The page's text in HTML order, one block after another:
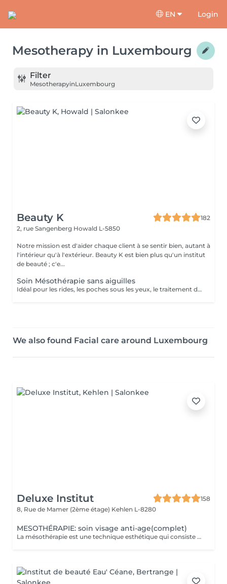
EN Login
Mesotherapy in Luxembourg
Filter
MesotherapyinLuxembourg
Beauty K
182
2, rue Sangenberg Howald L-5850
Notre mission est d'aider chaque client à se sentir bien, autant à
l'intérieur qu'à l'extérieur. Beauty K est bien plus qu'un institut
de beauté ; c'e...
Soin Mésothérapie sans aiguilles
Idéal pour les rides, les poches sous les yeux, le traitement de l'acné, le relâchement cutané et la cellulite. La mésothérapie permet de faire pénétrer les principes actifs dans la peau par système intercellulaire.
We also found Facial care around Luxembourg
Deluxe Institut
158
8, Rue de Mamer (2ème étage) Kehlen L-8280
MESOTHÉRAPIE: soin visage anti-age(complet)
La mésothérapie est une technique esthétique qui consiste à injecter de petites quantités de substances actives (vitamines, minéraux, acide hyaluronique, etc.) directement dans les couches superficielles de la peau. Elle est utilisée pour améliorer l'aspect de la peau et stimuler la régénération cellulaire. Les Bienfaits de la Mésothérapie Hydratation intense et rajeunissement cutané Apporte un coup d'éclat immédiat à la peau. Réduit les rides et les ridules en stimulant la production de collagène et d'élastine. Hydrate en profondeur et améliore la texture de la peau. Traite les taches pigmentaires, les cicatrices d'acné et la rosacée. Aide à uniformiser le teint et à réduire les imperfections. Pourquoi Choisir la Mésothérapie ? Traitement peu invasif et pratiquement indolore. Effet naturel et progressif, sans chirurgie ni éviction sociale. Résultats visibles après quelques séances seulement. Un soin idéal pour retrouver une peau éclatante, un corps raffermi et une chevelure en pleine santé !